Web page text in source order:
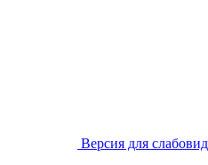
Версия для